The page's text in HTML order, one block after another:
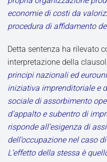
economie di costi da
procedura di affidamento
Detta sentenza ha rilevato
interpretazione della
principi nazionali ed
iniziativa imprenditoriale e
sociale di assorbimento
d’appalto e subentro di
risponde all’esigenza di
dell’occupazione nel caso
L’effetto della stessa è